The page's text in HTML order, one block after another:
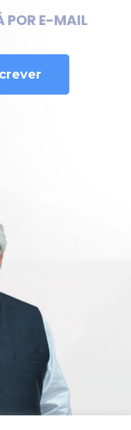
POR E-MAIL